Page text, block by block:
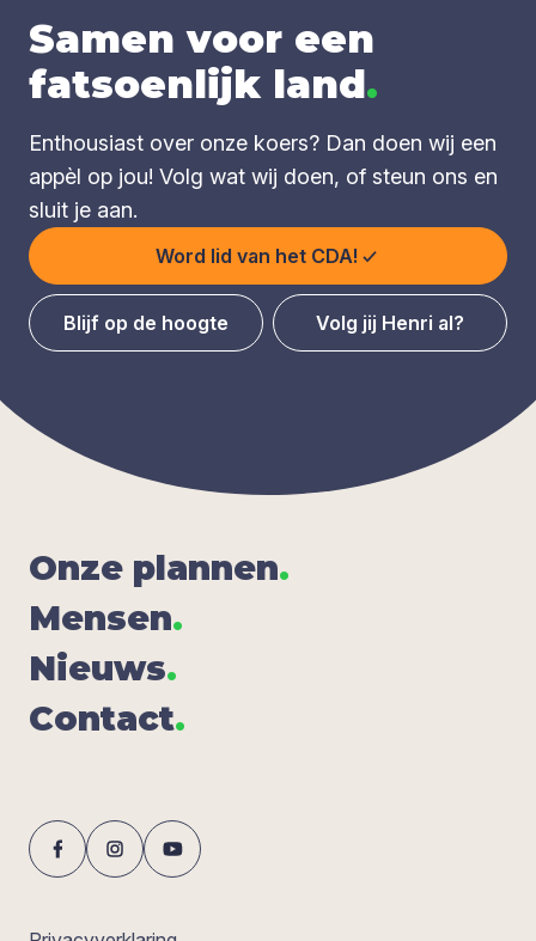
Samen voor een
fatsoenlijk land.
Enthousiast over onze koers? Dan doen wij een
appèl op jou! Volg wat wij doen, of steun ons en
sluit je aan.
Word lid van het CDA!
Blijf op de hoogte Volg jij Henri al?
Onze plan­nen.
Men­sen.
Nieuws.
Con­tact.